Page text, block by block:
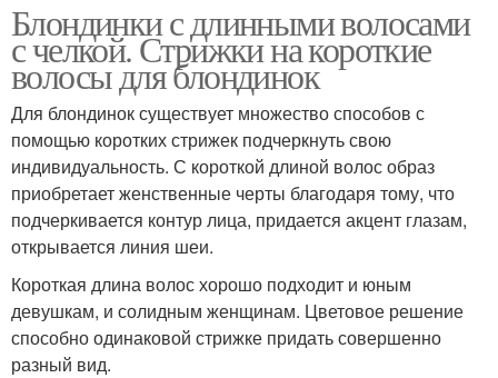
Блондинки с длинными волосами
с челкой. Стрижки на короткие
волосы для блондинок
Для блондинок существует множество способов с
помощью коротких стрижек подчеркнуть свою
индивидуальность. С короткой длиной волос образ
приобретает женственные черты благодаря тому, что
подчеркивается контур лица, придается акцент глазам,
открывается линия шеи.
Короткая длина волос хорошо подходит и юным
девушкам, и солидным женщинам. Цветовое решение
способно одинаковой стрижке придать совершенно
разный вид.